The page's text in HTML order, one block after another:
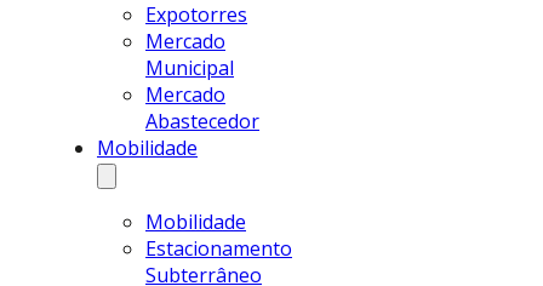
Expotorres
Mercado
Municipal
Mercado
Abastecedor
Mobilidade
Mobilidade
Estacionamento
Subterrâneo